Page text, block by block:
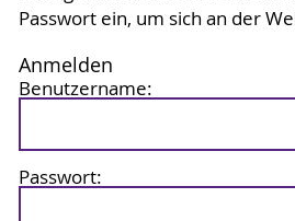
Passwort ein, um sich an der
Anmelden
Benutzername:
Passwort: